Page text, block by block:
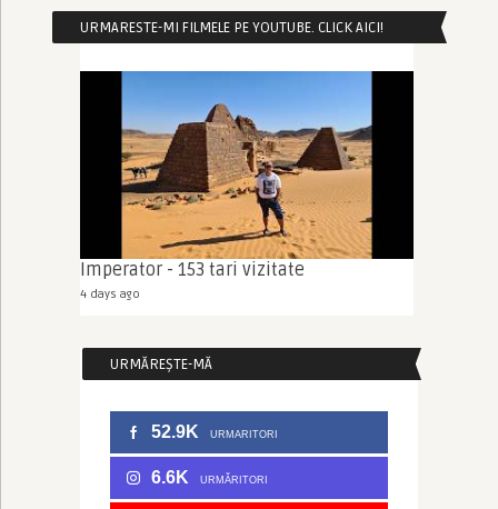
URMARESTE-MI FILMELE PE YOUTUBE. CLICK AICI!
Imperator - 153 tari vizitate
4 days ago
URMĂREȘTE-MĂ
52.9K URMARITORI
6.6K URMĂRITORI